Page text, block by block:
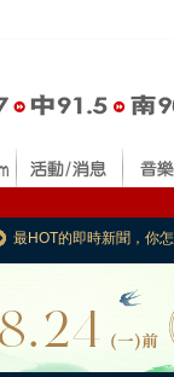
最HOT的即時新聞，你